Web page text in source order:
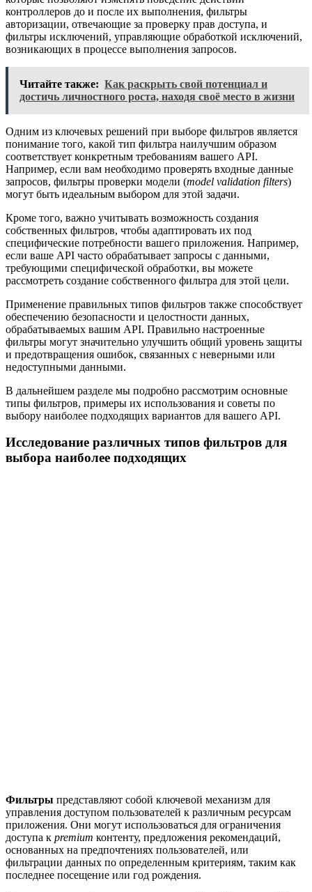
контроллеров до и после их выполнения, фильтры
авторизации, отвечающие за проверку прав доступа, и
фильтры исключений, управляющие обработкой исключений,
возникающих в процессе выполнения запросов.
Читайте также: Как раскрыть свой потенциал и
достичь личностного роста, находя своё место в жизни
Одним из ключевых решений при выборе фильтров является
понимание того, какой тип фильтра наилучшим образом
соответствует конкретным требованиям вашего API.
Например, если вам необходимо проверять входные данные
запросов, фильтры проверки модели (model validation filters)
могут быть идеальным выбором для этой задачи.
Кроме того, важно учитывать возможность создания
собственных фильтров, чтобы адаптировать их под
специфические потребности вашего приложения. Например,
если ваше API часто обрабатывает запросы с данными,
требующими специфической обработки, вы можете
рассмотреть создание собственного фильтра для этой цели.
Применение правильных типов фильтров также способствует
обеспечению безопасности и целостности данных,
обрабатываемых вашим API. Правильно настроенные
фильтры могут значительно улучшить общий уровень защиты
и предотвращения ошибок, связанных с неверными или
недоступными данными.
В дальнейшем разделе мы подробно рассмотрим основные
типы фильтров, примеры их использования и советы по
выбору наиболее подходящих вариантов для вашего API.
Исследование различных типов фильтров для
выбора наиболее подходящих
Фильтры представляют собой ключевой механизм для
управления доступом пользователей к различным ресурсам
приложения. Они могут использоваться для ограничения
доступа к premium контенту, предложения рекомендаций,
основанных на предпочтениях пользователей, или
фильтрации данных по определенным критериям, таким как
последнее посещение или год рождения.